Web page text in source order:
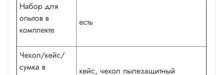
Набор для
опытов в
комплекте
есть
Чехол/кейс/
сумка в
кейс, чехол пылезащитный